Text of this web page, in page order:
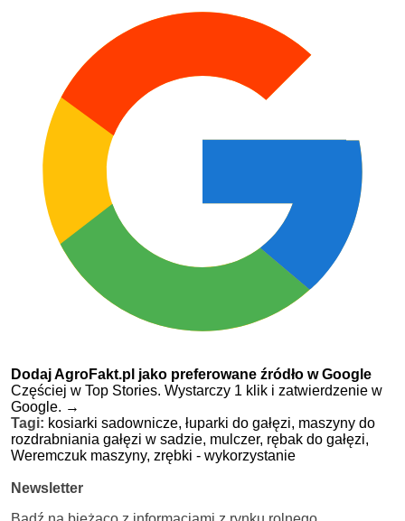
Dodaj AgroFakt.pl jako preferowane źródło w Google
Częściej w Top Stories. Wystarczy 1 klik i zatwierdzenie w
Google. →
Tagi: kosiarki sadownicze, łuparki do gałęzi, maszyny do
rozdrabniania gałęzi w sadzie, mulczer, rębak do gałęzi,
Weremczuk maszyny, zrębki - wykorzystanie
Newsletter